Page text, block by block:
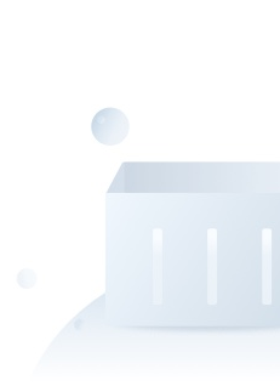
厂家直销喷丝板熔喷布模具模头超